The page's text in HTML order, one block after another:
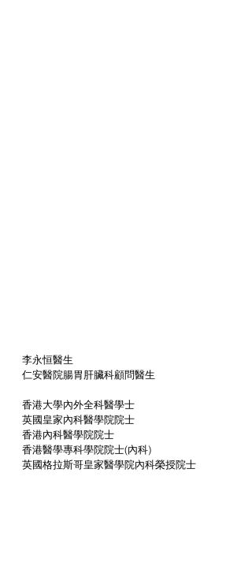
李永恒醫生
仁安醫院腸胃肝臟科顧問醫生
香港大學內外全科醫學士
英國皇家內科醫學院院士
香港內科醫學院院士
香港醫學專科學院院士(內科)
英國格拉斯哥皇家醫學院內科榮授院士